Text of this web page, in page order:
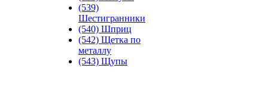
(539)
Шестигранники
(540) Шприц
(542) Щетка по
металлу
(543) Щупы